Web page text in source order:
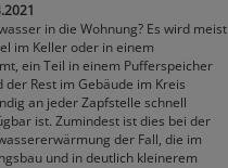
in die Wohnung? Es wird meist
im Keller oder in einem
ein Teil in einem Pufferspeicher
Rest im Gebäude im Kreis
an jeder Zapfstelle schnell
ist. Zumindest ist dies bei der
der Fall, die im
und in deutlich kleinerem